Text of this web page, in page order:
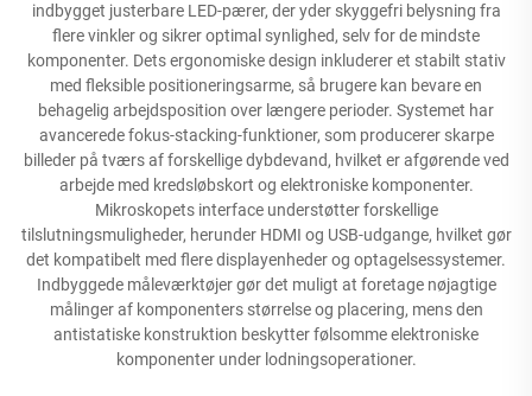
indbygget justerbare LED-pærer, der yder skyggefri belysning fra
flere vinkler og sikrer optimal synlighed, selv for de mindste
komponenter. Dets ergonomiske design inkluderer et stabilt stativ
med fleksible positioneringsarme, så brugere kan bevare en
behagelig arbejdsposition over længere perioder. Systemet har
avancerede fokus-stacking-funktioner, som producerer skarpe
billeder på tværs af forskellige dybdevand, hvilket er afgørende ved
arbejde med kredsløbskort og elektroniske komponenter.
Mikroskopets interface understøtter forskellige
tilslutningsmuligheder, herunder HDMI og USB-udgange, hvilket gør
det kompatibelt med flere displayenheder og optagelsessystemer.
Indbyggede måleværktøjer gør det muligt at foretage nøjagtige
målinger af komponenters størrelse og placering, mens den
antistatiske konstruktion beskytter følsomme elektroniske
komponenter under lodningsoperationer.